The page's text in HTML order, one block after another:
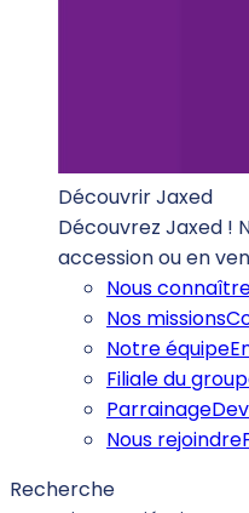
Découvrir Jaxed
Découvrez Jaxed !
accession ou en
Nous
Nos missions
Notre équipe
Filiale du
Parrainage
Nous rejoindre
Recherche